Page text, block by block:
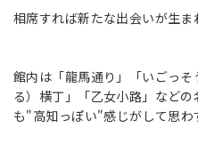
相席すれば新たな出会いが生ま
館内は「龍馬通り」「いごっ
る）横丁」「乙女小路」など
も"高知っぽい"感じがして思わ